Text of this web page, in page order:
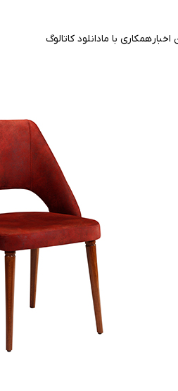
اخبارهمکاری با مادانلود کاتالوگ